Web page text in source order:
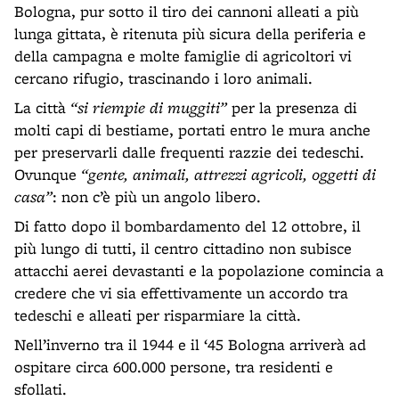
Bologna, pur sotto il tiro dei cannoni alleati a più
lunga gittata, è ritenuta più sicura della periferia e
della campagna e molte famiglie di agricoltori vi
cercano rifugio, trascinando i loro animali.
La città “si riempie di muggiti”per la presenza di
molti capi di bestiame, portati entro le mura anche
per preservarli dalle frequenti razzie dei tedeschi.
Ovunque “gente, animali, attrezzi agricoli, oggetti di
casa”: non c’è più un angolo libero.
Di fatto dopo il bombardamento del 12 ottobre, il
più lungo di tutti, il centro cittadino non subisce
attacchi aerei devastanti e la popolazione comincia a
credere che vi sia effettivamente un accordo tra
tedeschi e alleati per risparmiare la città.
Nell’inverno tra il 1944 e il ‘45 Bologna arriverà ad
ospitare circa 600.000 persone, tra residenti e
sfollati.